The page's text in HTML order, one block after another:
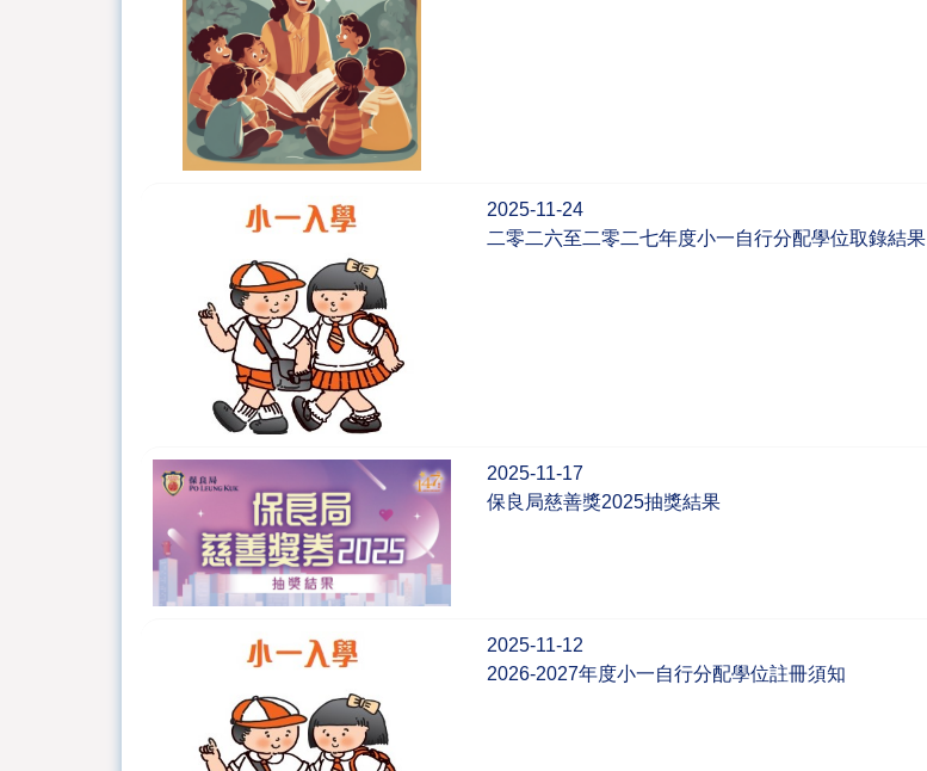
2025-11-24
二零二六至二零二七年度小一自行分配學位取錄結果
2025-11-17
保良局慈善獎2025抽獎結果
2025-11-12
2026-2027年度小一自行分配學位註冊須知